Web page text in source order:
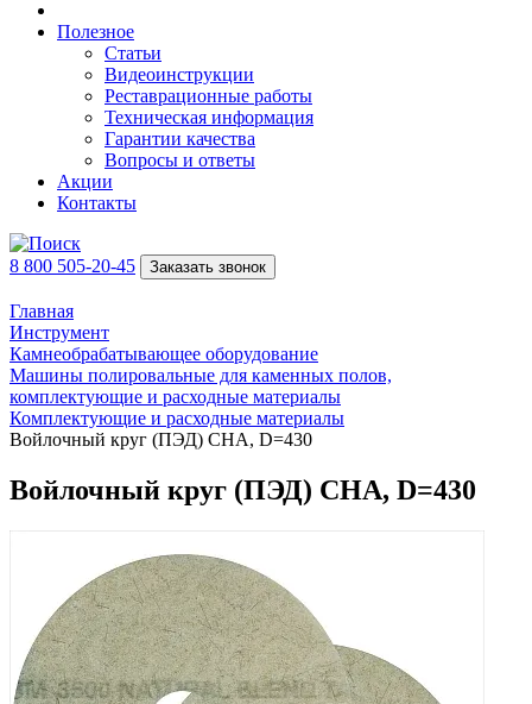
Полезное
Статьи
Видеоинструкции
Реставрационные работы
Техническая информация
Гарантии качества
Вопросы и ответы
Акции
Контакты
8 800 505-20-45 Заказать звонок
Главная
Инструмент
Камнеобрабатывающее оборудование
Машины полировальные для каменных полов,
комплектующие и расходные материалы
Комплектующие и расходные материалы
Войлочный круг (ПЭД) CHA, D=430
Войлочный круг (ПЭД) CHA, D=430